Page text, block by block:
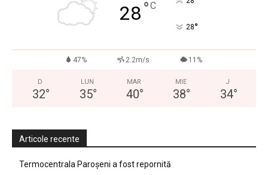
28°C
28°
47% 2.2m/s 11%
D
32°
LUN
35°
MAR
40°
MIE
38°
J
34°
Articole recente
Termocentrala Paroșeni a fost repornită